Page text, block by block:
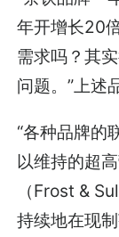
年开增长20
需求吗？其
问题。”上述
“各种品牌的
以维持的超
（Frost &
持续地在现